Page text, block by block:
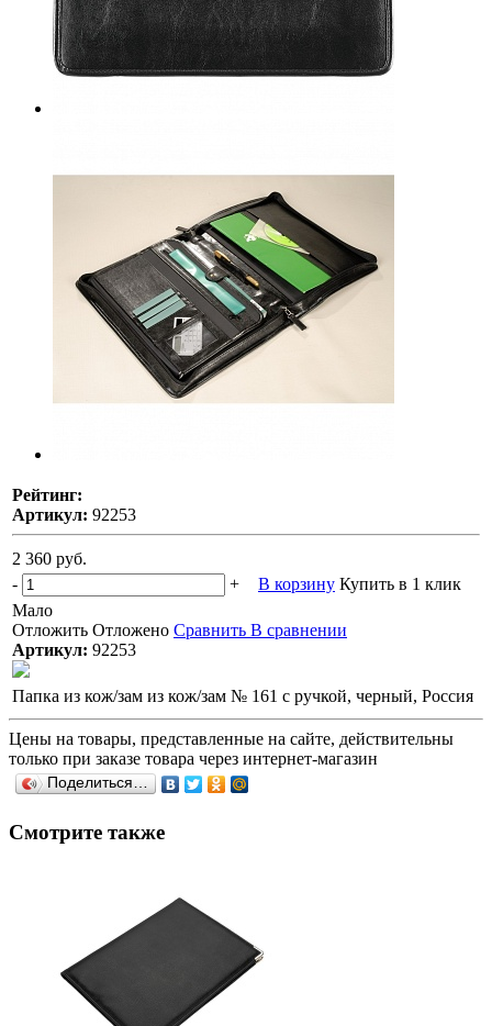
Рейтинг:
Артикул: 92253
2 360 руб.
-
+ В корзину Купить в 1 клик
Мало
Отложить Отложено Сравнить В сравнении
Артикул: 92253
Папка из кож/зам из кож/зам № 161 с ручкой, черный, Россия
Цены на товары, представленные на сайте, действительны
только при заказе товара через интернет-магазин
Поделиться…
Смотрите также